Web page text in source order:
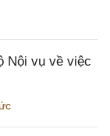
Nội vụ về việc